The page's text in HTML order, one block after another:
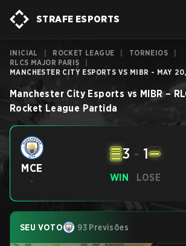
STRAFE ESPORTS
INICIAL ROCKET LEAGUE TORNEIOS
RLCS MAJOR PARIS
MANCHESTER CITY ESPORTS VS MIBR - MAY
Manchester City Esports vs MIBR–
Rocket League Partida
MCE
- WIN
3 - 1
LOSE
SEU VOTO 93 Previsões